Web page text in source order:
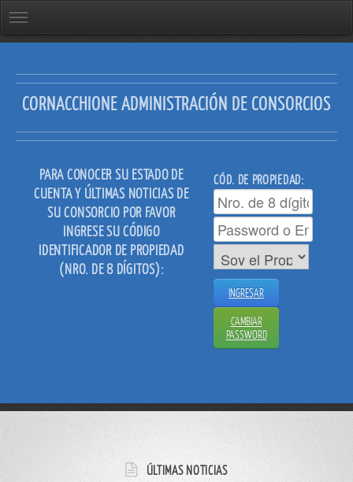
CORNACCHIONEADMINISTRACIÓN DE CONSORCIOS
PARA CONOCER SU ESTADO DE
CUENTA Y ÚLTIMAS NOTICIAS DE
SU CONSORCIO POR FAVOR
INGRESE SU CÓDIGO
IDENTIFICADOR DE PROPIEDAD
(NRO. DE 8 DÍGITOS):
CÓD. DE PROPIEDAD:
INGRESAR
CAMBIAR
PASSWORD
ÚLTIMAS NOTICIAS